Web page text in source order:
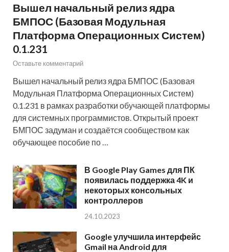
Вышел начальный релиз ядра
БМПОС (Базовая Модульная
Платформа Операционных Систем)
0.1.231
Оставьте комментарий
Вышел начальный релиз ядра БМПОС (Базовая
Модульная Платформа Операционных Систем)
0.1.231 в рамках разработки обучающей платформы
для системных программистов. Открытый проект
БМПОС задуман и создаётся сообществом как
обучающее пособие по …
В Google Play Games для ПК
появилась поддержка 4K и
некоторых консольных
контроллеров
24.10.2023
Google улучшила интерфейс
Gmail на Android для